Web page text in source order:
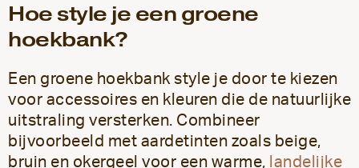
Hoe style je een groene
hoekbank?
Een groene hoekbank style je door te kiezen
voor accessoires en kleuren die de natuurlijke
uitstraling versterken. Combineer
bijvoorbeeld met aardetinten zoals beige,
bruin en okergeel voor een warme, landelijke